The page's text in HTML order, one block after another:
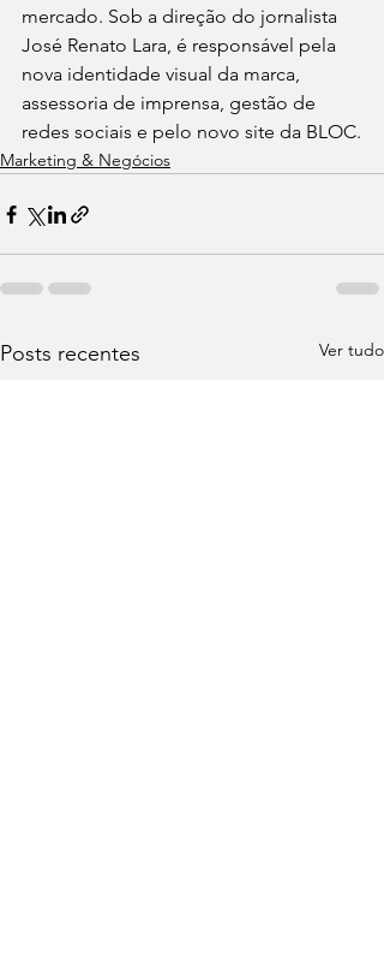
mercado. Sob a direção do jornalista
José Renato Lara, é responsável pela
nova identidade visual da marca,
assessoria de imprensa, gestão de
redes sociais e pelo novo site da BLOC.
Marketing & Negócios
Posts recentes Ver tudo